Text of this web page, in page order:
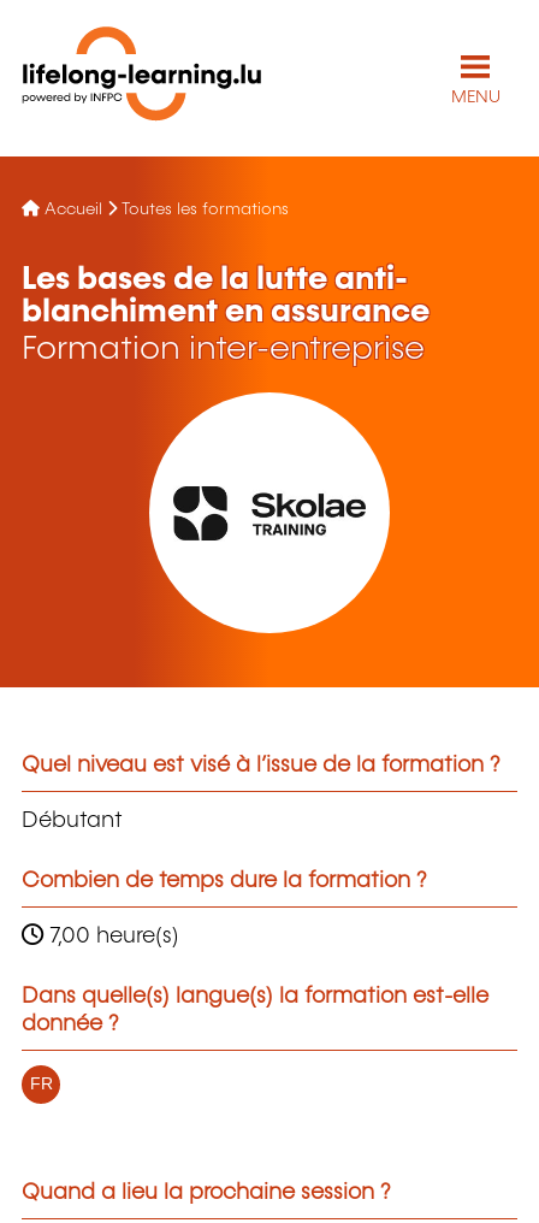
MENU
Accueil Toutes les formations
Les bases de la lutte anti-
blanchiment en assurance
Formation inter-entreprise
Quel niveau est visé à l’issue de la formation ?
Débutant
Combien de temps dure la formation ?
7,00 heure(s)
Dans quelle(s) langue(s) la formation est-elle
donnée ?
FR
Quand a lieu la prochaine session ?